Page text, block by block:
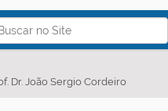
Avançada…
Dr. João Sergio Cordeiro